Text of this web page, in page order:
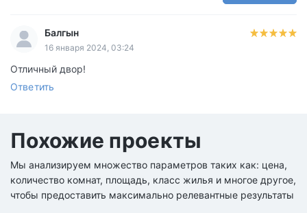
Балгын
16 января 2024, 03:24
Отличный двор!
Ответить
Похожие проекты
Мы анализируем множество параметров таких как: цена,
количество комнат, площадь, класс жилья и многое другое,
чтобы предоставить максимально релевантные результаты